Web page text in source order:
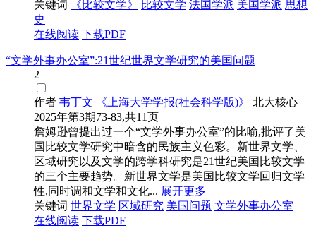
关键词
《比较文学》 比较文学 法国学派 美国学派 思想
史
在线阅读 下载PDF
“文学外事办公室”:21世纪世界文学研究的美国问题
2
作者 韦丁文 《上海大学学报(社会科学版)》
北大核心
2025年第3期73-83,共11页
詹姆逊曾提出过一个“文学外事办公室”的比喻,批评了美
国比较文学研究中暗含的民族主义色彩。新世界文学、
区域研究以及文学的跨学科研究是21世纪美国比较文学
的三个主要趋势。新世界文学是美国比较文学回归文学
性,同时调和文学和文化... 展开更多
关键词 世界文学 区域研究 美国问题 文学外事办公室
在线阅读 下载PDF